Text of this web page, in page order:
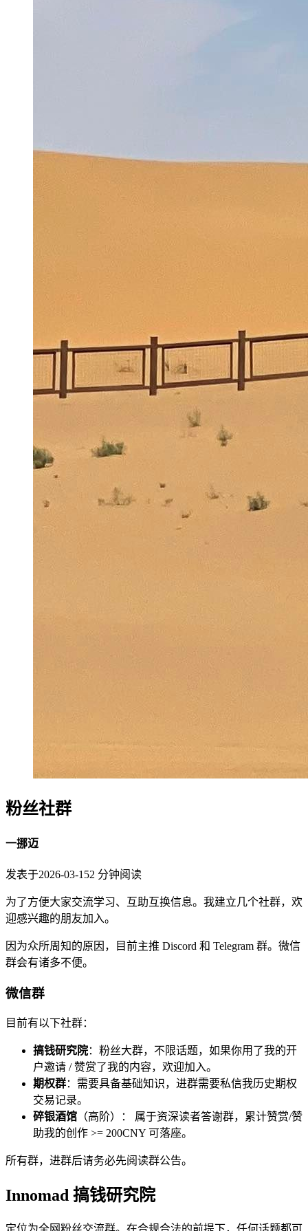
粉丝社群
一挪迈
发表于2026-03-152 分钟阅读
为了方便大家交流学习、互助互换信息。我建立几个社群，欢
迎感兴趣的朋友加入。
因为众所周知的原因，目前主推 Discord 和 Telegram 群。微信
群会有诸多不便。
微信群
目前有以下社群：
搞钱研究院：粉丝大群，不限话题，如果你用了我的开
户邀请 / 赞赏了我的内容，欢迎加入。
期权群：需要具备基础知识，进群需要私信我历史期权
交易记录。
碎银酒馆 （高阶）： 属于资深读者答谢群，累计赞赏/赞
助我的创作 >= 200CNY 可落座。
所有群，进群后请务必先阅读群公告。
Innomad 搞钱研究院